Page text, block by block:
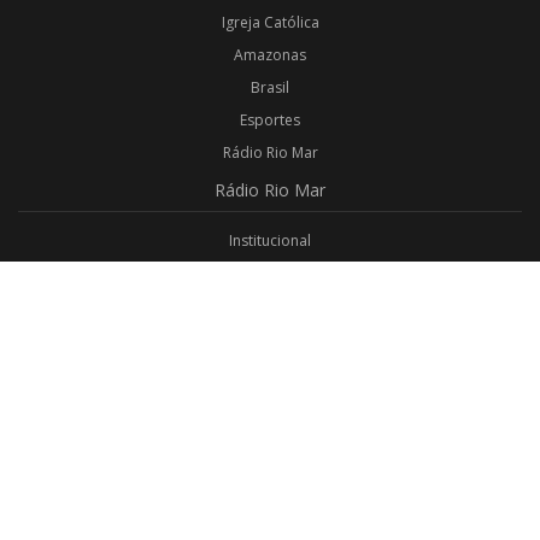
Igreja Católica
Amazonas
Brasil
Esportes
Rádio Rio Mar
Rádio Rio Mar
Institucional